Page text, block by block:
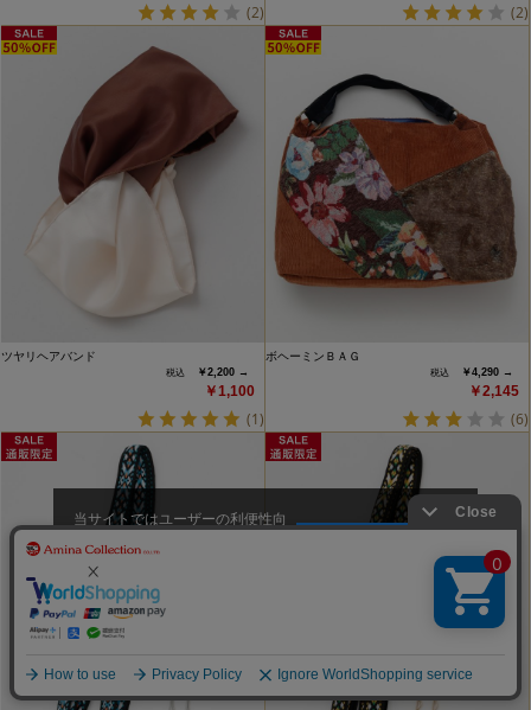
(2) (2)
ツヤリヘアバンド
￥2,200 →
￥1,100
(1)
ボヘーミンＢＡＧ
￥4,290 →
￥2,145
(6)
当サイトではユーザーの利便性向